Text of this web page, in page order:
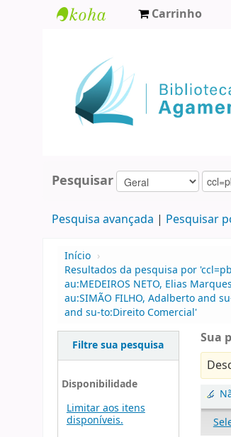
Agamenon
Magalhães
Carrinho
Pesquisar
Pesquisa avançada Pesquisar
Início ›
Resultados da pesquisa por
au:MEDEIROS NETO, Elias
au:SIMÃO FILHO, Adalberto and
and su-to:Direito Comercial'
Filtre sua pesquisa
Disponibilidade
Limitar aos itens
disponíveis.
Sua